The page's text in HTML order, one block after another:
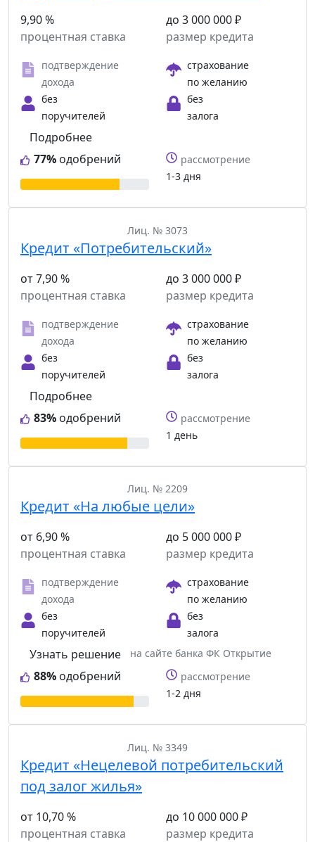
9,90 %
процентная ставка
до 3 000 000 ₽
размер кредита
подтверждение
дохода
страхование
по желанию
без
поручителей
без
залога
77% одобрений
Подробнее
рассмотрение
1-3 дня
Лиц. № 3073
Кредит «Потребительский»
от 7,90 %
процентная ставка
до 3 000 000 ₽
размер кредита
подтверждение
дохода
страхование
по желанию
без
поручителей
без
залога
83% одобрений
Подробнее
рассмотрение
1 день
Лиц. № 2209
Кредит «На любые цели»
от 6,90 %
процентная ставка
до 5 000 000 ₽
размер кредита
подтверждение
дохода
страхование
по желанию
без
поручителей
без
залога
88% одобрений
Узнать решение
на сайте банка ФК Открытие
рассмотрение
1-2 дня
Лиц. № 3349
Кредит «Нецелевой потребительский
под залог жилья»
от 10,70 %
процентная ставка
до 10 000 000 ₽
размер кредита